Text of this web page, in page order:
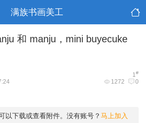
满族书画美工
和 manju，mini buyecuke
1#
1272 0
以下载或查看附件。没有账号？马上加入